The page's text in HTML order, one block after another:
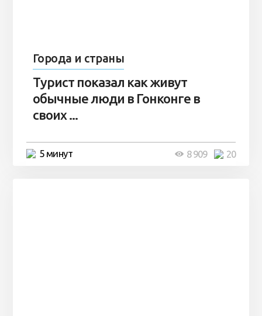
Города и страны
Турист показал как живут
обычные люди в Гонконге в
своих ...
5 минут 20
8 909